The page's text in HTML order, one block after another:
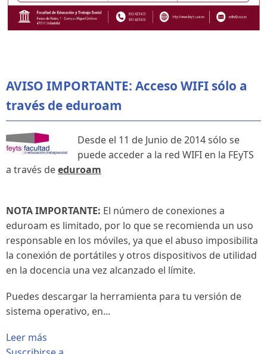
AVISO IMPORTANTE: Acceso WIFI sólo a
través de eduroam
Desde el 11 de Junio de 2014 sólo se
puede acceder a la red WIFI en la FEyTS
a través deeduroam
NOTA IMPORTANTE: El número de conexiones a
eduroam es limitado, por lo que se recomienda un uso
responsable en los móviles, ya que el abuso imposibilita
la conexión de portátiles y otros dispositivos de utilidad
en la docencia una vez alcanzado el límite.
Puedes descargar la herramienta para tu versión de
sistema operativo, en...
Leer más